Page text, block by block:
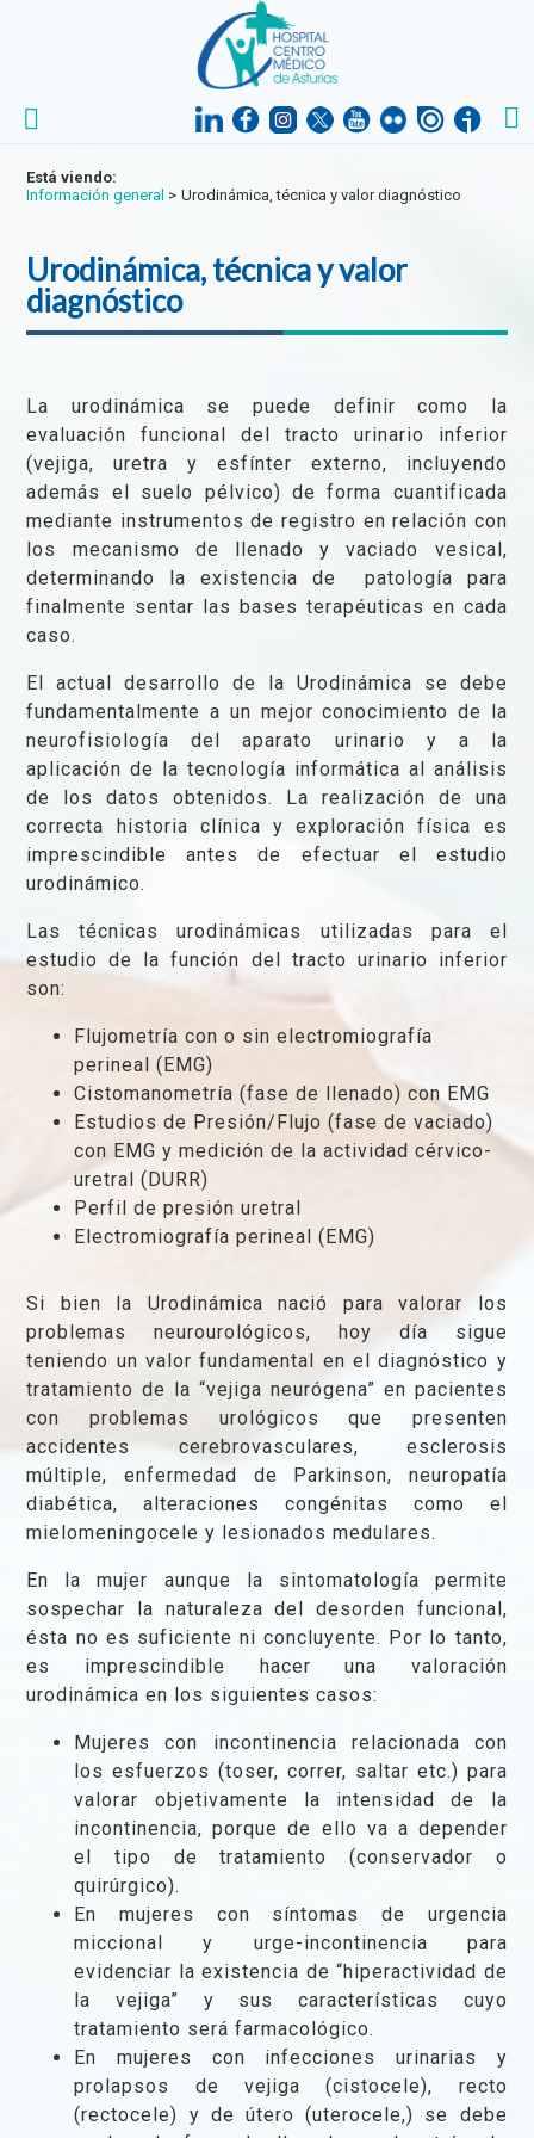
Está viendo:
Información general > Urodinámica, técnica y valor diagnóstico
Urodinámica, técnica y valor
diagnóstico
La urodinámica se puede definir como la
evaluación funcional del tracto urinario inferior
(vejiga, uretra y esfínter externo, incluyendo
además el suelo pélvico) de forma cuantificada
mediante instrumentos de registro en relación con
los mecanismo de llenado y vaciado vesical,
determinando la existencia de patología para
finalmente sentar las bases terapéuticas en cada
caso.
El actual desarrollo de la Urodinámica se debe
fundamentalmente a un mejor conocimiento de la
neurofisiología del aparato urinario y a la
aplicación de la tecnología informática al análisis
de los datos obtenidos. La realización de una
correcta historia clínica y exploración física es
imprescindible antes de efectuar el estudio
urodinámico.
Las técnicas urodinámicas utilizadas para el
estudio de la función del tracto urinario inferior
son:
Flujometría con o sin electromiografía
perineal (EMG)
Cistomanometría (fase de llenado) con EMG
Estudios de Presión/Flujo (fase de vaciado)
con EMG y medición de la actividad cérvico-
uretral (DURR)
Perfil de presión uretral
Electromiografía perineal (EMG)
Si bien la Urodinámica nació para valorar los
problemas neurourológicos, hoy día sigue
teniendo un valor fundamental en el diagnóstico y
tratamiento de la “vejiga neurógena” en pacientes
con problemas urológicos que presenten
accidentes cerebrovasculares, esclerosis
múltiple, enfermedad de Parkinson, neuropatía
diabética, alteraciones congénitas como el
mielomeningocele y lesionados medulares.
En la mujer aunque la sintomatología permite
sospechar la naturaleza del desorden funcional,
ésta no es suficiente ni concluyente. Por lo tanto,
es imprescindible hacer una valoración
urodinámica en los siguientes casos:
Mujeres con incontinencia relacionada con
los esfuerzos (toser, correr, saltar etc.) para
valorar objetivamente la intensidad de la
incontinencia, porque de ello va a depender
el tipo de tratamiento (conservador o
quirúrgico).
En mujeres con síntomas de urgencia
miccional y urge-incontinencia para
evidenciar la existencia de “hiperactividad de
la vejiga” y sus características cuyo
tratamiento será farmacológico.
En mujeres con infecciones urinarias y
prolapsos de vejiga (cistocele), recto
(rectocele) y de útero (uterocele,) se debe